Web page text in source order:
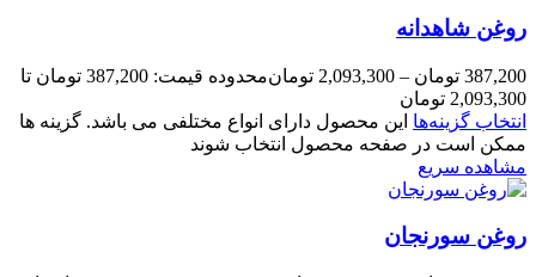
روغن شاهدانه
387,200 تومان –
2,093,300 تومان
محدوده قیمت: 387,200 تومان تا
2,093,300 تومان
انتخاب گزینه‌ها این محصول دارای انواع مختلفی می باشد. گزینه ها
ممکن است در صفحه محصول انتخاب شوند
مشاهده سریع
روغن سورنجان